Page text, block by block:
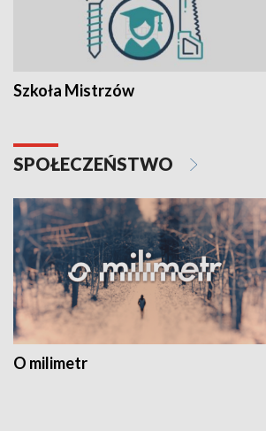
Szkoła Mistrzów
SPOŁECZEŃSTWO
O milimetr